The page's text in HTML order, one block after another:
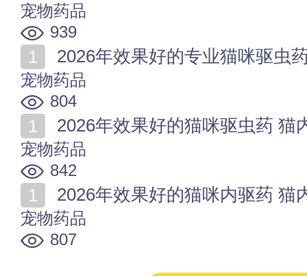
宠物药品
939
2026年效果好的专业猫咪驱虫
宠物药品
804
2026年效果好的猫咪驱虫药 猫
宠物药品
842
2026年效果好的猫咪内驱药 猫
宠物药品
807